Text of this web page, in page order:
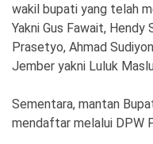
wakil bupati yang telah
Yakni Gus Fawait, Hendy
Prasetyo, Ahmad
Jember yakni Luluk
Sementara, mantan
mendaftar melalui DPW